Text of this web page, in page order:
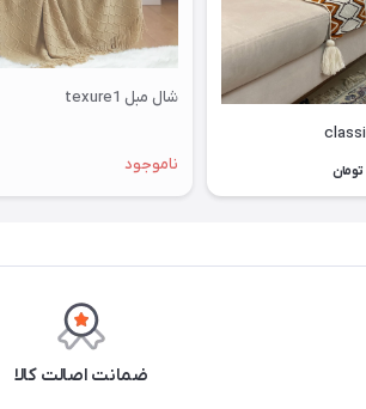
تومان
شال مبل texure1
ناموجود
ضمانت اصالت کالا